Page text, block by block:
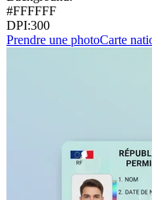
#FFFFFF
DPI:300
Prendre une photoCarte